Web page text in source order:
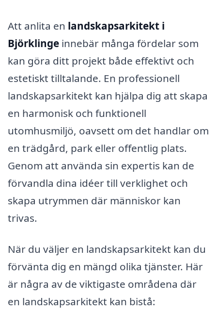
Att anlita en landskapsarkitekt i
Björklinge innebär många fördelar som
kan göra ditt projekt både effektivt och
estetiskt tilltalande. En professionell
landskapsarkitekt kan hjälpa dig att skapa
en harmonisk och funktionell
utomhusmiljö, oavsett om det handlar om
en trädgård, park eller offentlig plats.
Genom att använda sin expertis kan de
förvandla dina idéer till verklighet och
skapa utrymmen där människor kan
trivas.
När du väljer en landskapsarkitekt kan du
förvänta dig en mängd olika tjänster. Här
är några av de viktigaste områdena där
en landskapsarkitekt kan bistå: